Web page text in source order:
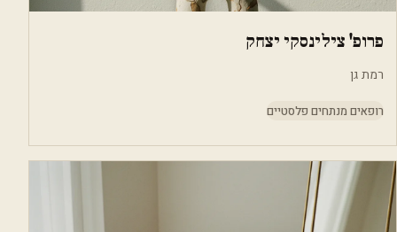
פרופ' צילינסקי יצחק
רמת גן
רופאים מנתחים פלסטיים